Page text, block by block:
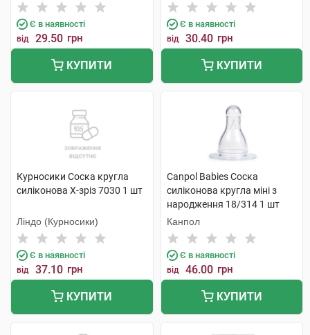
Продактс
Є в наявності
від 29.50 грн
КУПИТИ
Продактс
Є в наявності
від 30.40 грн
КУПИТИ
Курносики Соска кругла
силіконова X-зріз 7030 1 шт
Ліндо (Курносики)
Є в наявності
від 37.10 грн
КУПИТИ
Canpol Babies Соска
силіконова кругла міні з
народження 18/314 1 шт
Канпол
Є в наявності
від 46.00 грн
КУПИТИ